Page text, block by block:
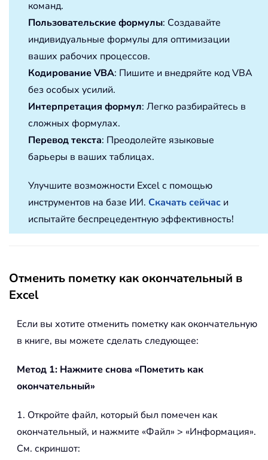
команд.
Пользовательские формулы: Создавайте
индивидуальные формулы для оптимизации
ваших рабочих процессов.
Кодирование VBA: Пишите и внедряйте код VBA
без особых усилий.
Интерпретация формул: Легко разбирайтесь в
сложных формулах.
Перевод текста: Преодолейте языковые
барьеры в ваших таблицах.
Улучшите возможности Excel с помощью
инструментов на базе ИИ. Скачать сейчас и
испытайте беспрецедентную эффективность!
Отменить пометку как окончательный в
Excel
Если вы хотите отменить пометку как окончательную
в книге, вы можете сделать следующее:
Метод 1: Нажмите снова «Пометить как
окончательный»
1. Откройте файл, который был помечен как
окончательный, и нажмите «Файл» > «Информация».
См. скриншот: